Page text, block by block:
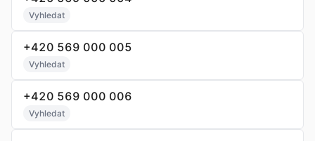
Vyhledat
+420 569 000 005
Vyhledat
+420 569 000 006
Vyhledat